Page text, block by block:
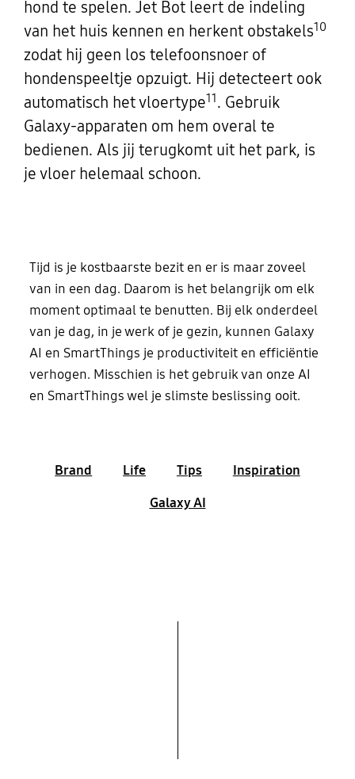
hond te spelen. Jet Bot leert de indeling
van het huis kennen en herkent obstakels10
zodat hij geen los telefoonsnoer of
hondenspeeltje opzuigt. Hij detecteert ook
automatisch het vloertype11. Gebruik
Galaxy-apparaten om hem overal te
bedienen. Als jij terugkomt uit het park, is
je vloer helemaal schoon.
Tijd is je kostbaarste bezit en er is maar zoveel
van in een dag. Daarom is het belangrijk om elk
moment optimaal te benutten. Bij elk onderdeel
van je dag, in je werk of je gezin, kunnen Galaxy
AI en SmartThings je productiviteit en efficiëntie
verhogen. Misschien is het gebruik van onze AI
en SmartThings wel je slimste beslissing ooit.
Brand Life Tips
Inspiration
Galaxy AI